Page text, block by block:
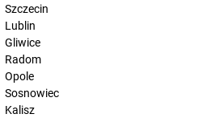
Szczecin
Lublin
Gliwice
Radom
Opole
Sosnowiec
Kalisz